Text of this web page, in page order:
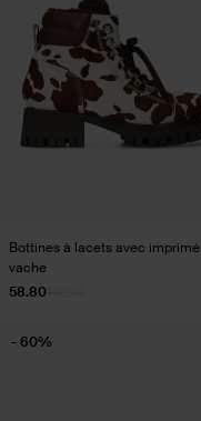
Bottines à lacets avec imprimé
vache
58.80
- 60%